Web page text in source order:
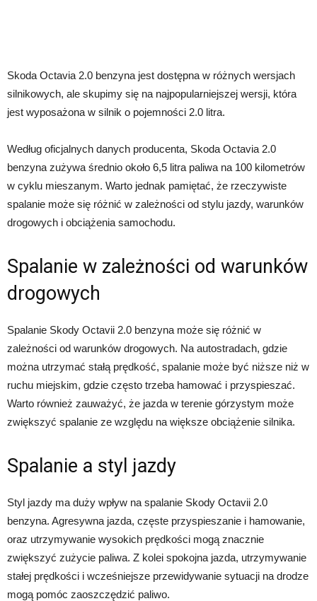
Skoda Octavia 2.0 benzyna jest dostępna w różnych wersjach
silnikowych, ale skupimy się na najpopularniejszej wersji, która
jest wyposażona w silnik o pojemności 2.0 litra.
Według oficjalnych danych producenta, Skoda Octavia 2.0
benzyna zużywa średnio około 6,5 litra paliwa na 100 kilometrów
w cyklu mieszanym. Warto jednak pamiętać, że rzeczywiste
spalanie może się różnić w zależności od stylu jazdy, warunków
drogowych i obciążenia samochodu.
Spalanie w zależności od warunków
drogowych
Spalanie Skody Octavii 2.0 benzyna może się różnić w
zależności od warunków drogowych. Na autostradach, gdzie
można utrzymać stałą prędkość, spalanie może być niższe niż w
ruchu miejskim, gdzie często trzeba hamować i przyspieszać.
Warto również zauważyć, że jazda w terenie górzystym może
zwiększyć spalanie ze względu na większe obciążenie silnika.
Spalanie a styl jazdy
Styl jazdy ma duży wpływ na spalanie Skody Octavii 2.0
benzyna. Agresywna jazda, częste przyspieszanie i hamowanie,
oraz utrzymywanie wysokich prędkości mogą znacznie
zwiększyć zużycie paliwa. Z kolei spokojna jazda, utrzymywanie
stałej prędkości i wcześniejsze przewidywanie sytuacji na drodze
mogą pomóc zaoszczędzić paliwo.